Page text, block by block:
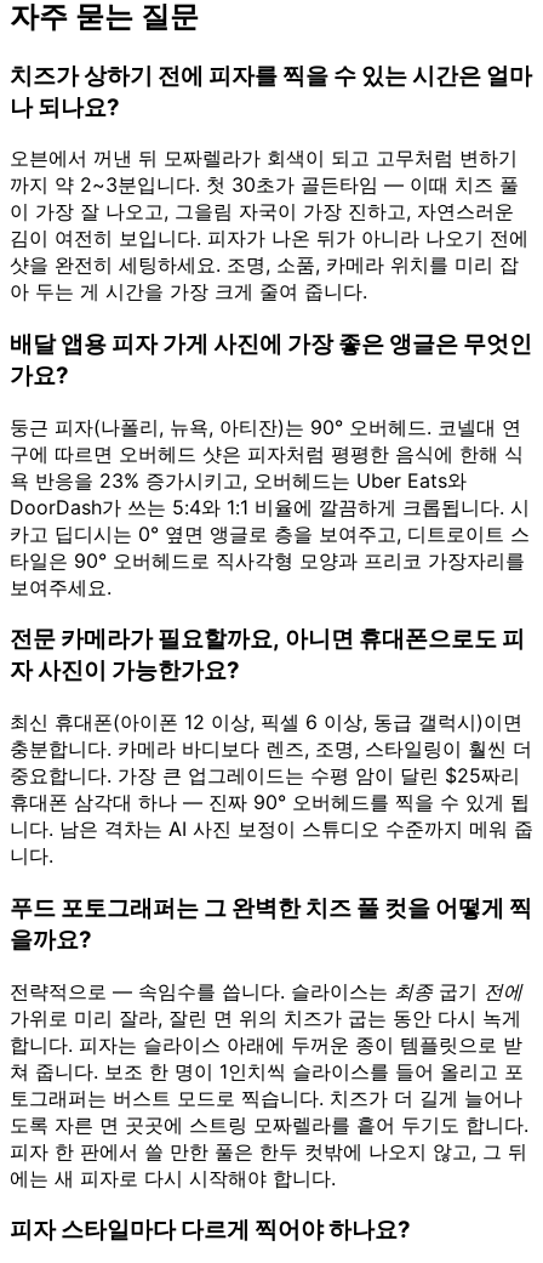
자주 묻는 질문
치즈가 상하기 전에 피자를 찍을 수 있는 시간은 얼마
나 되나요?
오븐에서 꺼낸 뒤 모짜렐라가 회색이 되고 고무처럼 변하기
까지 약 2~3분입니다. 첫 30초가 골든타임 — 이때 치즈 풀
이 가장 잘 나오고, 그을림 자국이 가장 진하고, 자연스러운
김이 여전히 보입니다. 피자가 나온 뒤가 아니라 나오기 전에
샷을 완전히 세팅하세요. 조명, 소품, 카메라 위치를 미리 잡
아 두는 게 시간을 가장 크게 줄여 줍니다.
배달 앱용 피자 가게 사진에 가장 좋은 앵글은 무엇인
가요?
둥근 피자(나폴리, 뉴욕, 아티잔)는 90° 오버헤드. 코넬대 연
구에 따르면 오버헤드 샷은 피자처럼 평평한 음식에 한해 식
욕 반응을 23% 증가시키고, 오버헤드는 Uber Eats와
DoorDash가 쓰는 5:4와 1:1 비율에 깔끔하게 크롭됩니다. 시
카고 딥디시는 0° 옆면 앵글로 층을 보여주고, 디트로이트 스
타일은 90° 오버헤드로 직사각형 모양과 프리코 가장자리를
보여주세요.
전문 카메라가 필요할까요, 아니면 휴대폰으로도 피
자 사진이 가능한가요?
최신 휴대폰(아이폰 12 이상, 픽셀 6 이상, 동급 갤럭시)이면
충분합니다. 카메라 바디보다 렌즈, 조명, 스타일링이 훨씬 더
중요합니다. 가장 큰 업그레이드는 수평 암이 달린 $25짜리
휴대폰 삼각대 하나 — 진짜 90° 오버헤드를 찍을 수 있게 됩
니다. 남은 격차는 AI 사진 보정이 스튜디오 수준까지 메워 줍
니다.
푸드 포토그래퍼는 그 완벽한 치즈 풀 컷을 어떻게 찍
을까요?
전략적으로 — 속임수를 씁니다. 슬라이스는 최종굽기 전에
가위로 미리 잘라, 잘린 면 위의 치즈가 굽는 동안 다시 녹게
합니다. 피자는 슬라이스 아래에 두꺼운 종이 템플릿으로 받
쳐 줍니다. 보조 한 명이 1인치씩 슬라이스를 들어 올리고 포
토그래퍼는 버스트 모드로 찍습니다. 치즈가 더 길게 늘어나
도록 자른 면 곳곳에 스트링 모짜렐라를 흩어 두기도 합니다.
피자 한 판에서 쓸 만한 풀은 한두 컷밖에 나오지 않고, 그 뒤
에는 새 피자로 다시 시작해야 합니다.
피자 스타일마다 다르게 찍어야 하나요?